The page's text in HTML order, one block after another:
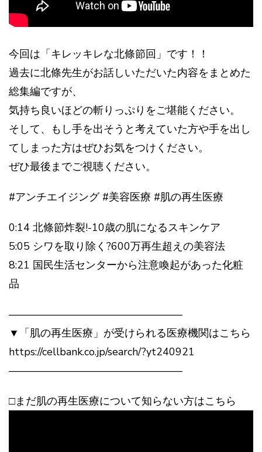
今回は「キレッキレな北條節回」です！！
過去に北條先生がお話しいただいた内容をまとめた
総集編ですが、
気持ち良いほどの斬りっぷりをご堪能ください。
そして、もし手を出そうと考えていた方や手を出し
てしまった方はぜひお気をつけください。
ぜひ最後までご視聴ください。
#アンチエイジング #美容医療 #肌の再生医療
0:14 北條節炸裂!-10歳の肌になるスキンケア
5:05 シワを取り除く?600万再生超えの美容法
8:21 国民生活センターから注意喚起があった化粧
品
————————————————–
▼「肌の再生医療」が受けられる医療機関はこちら
https://cellbank.co.jp/search/?yt240921
————————————————–
□まだ肌の再生医療について知らない方はこちら